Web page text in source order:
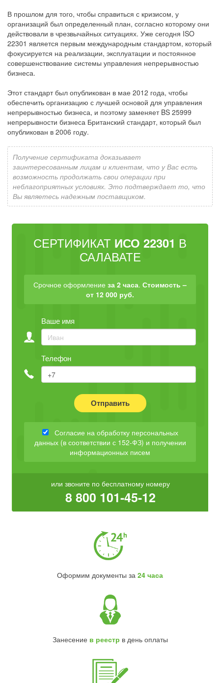
В прошлом для того, чтобы справиться с кризисом, у
организаций был определенный план, согласно которому они
действовали в чрезвычайных ситуациях. Уже сегодня ISO
22301 является первым международным стандартом, который
фокусируется на реализации, эксплуатации и постоянное
совершенствование системы управления непрерывностью
бизнеса.
Этот стандарт был опубликован в мае 2012 года, чтобы
обеспечить организацию с лучшей основой для управления
непрерывностью бизнеса, и поэтому заменяет BS 25999
непрерывности бизнеса Британский стандарт, который был
опубликован в 2006 году.
Получение сертификата доказывает
заинтересованным лицам и клиентам, что у Вас есть
возможность продолжать свои операции при
неблагоприятных условиях. Это подтверждает то, что
Вы являетесь надежным поставщиком.
СЕРТИФИКАТ ИСО 22301 В
САЛАВАТЕ
Срочное оформление за 2 часа. Стоимость –
от 12 000 руб.
Ваше имя
Телефон
Отправить
Согласие на обработку персональных
данных (в соответствии с 152-ФЗ) и получении
информационных писем
или звоните по бесплатному номеру
8 800 101-45-12
Оформим документы за 24 часа
Занесение в реестр в день оплаты